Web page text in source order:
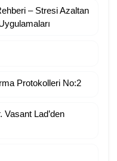
– Stresi Azaltan
Protokolleri No:2
Vasant Lad’den